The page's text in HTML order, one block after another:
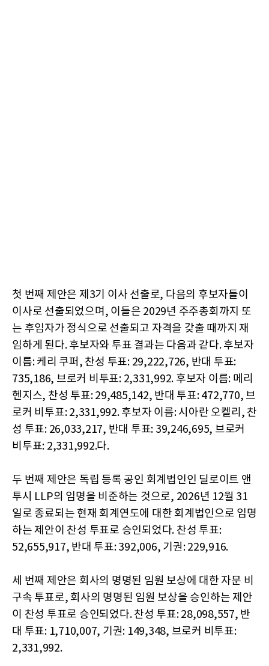
첫 번째 제안은 제3기 이사 선출로, 다음의 후보자들이
이사로 선출되었으며, 이들은 2029년 주주총회까지 또
는 후임자가 정식으로 선출되고 자격을 갖출 때까지 재
임하게 된다. 후보자와 투표 결과는 다음과 같다. 후보자
이름: 케리 쿠퍼, 찬성 투표: 29,222,726, 반대 투표:
735,186, 브로커 비투표: 2,331,992. 후보자 이름: 메리
헨지스, 찬성 투표: 29,485,142, 반대 투표: 472,770, 브
로커 비투표: 2,331,992. 후보자 이름: 시아란 오켈리, 찬
성 투표: 26,033,217, 반대 투표: 39,246,695, 브로커
비투표: 2,331,992.다.
두 번째 제안은 독립 등록 공인 회계법인인 딜로이트 앤
투시 LLP의 임명을 비준하는 것으로, 2026년 12월 31
일로 종료되는 현재 회계연도에 대한 회계법인으로 임명
하는 제안이 찬성 투표로 승인되었다. 찬성 투표:
52,655,917, 반대 투표: 392,006, 기권: 229,916.
세 번째 제안은 회사의 명명된 임원 보상에 대한 자문 비
구속 투표로, 회사의 명명된 임원 보상을 승인하는 제안
이 찬성 투표로 승인되었다. 찬성 투표: 28,098,557, 반
대 투표: 1,710,007, 기권: 149,348, 브로커 비투표:
2,331,992.